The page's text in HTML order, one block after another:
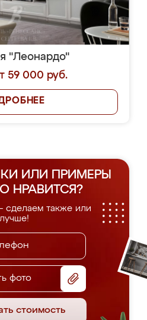
"Леонардо"
59 000 руб.
ИЛИ ПРИМЕРЫ
НРАВИТСЯ?
сделаем также или
лучше!
фото
стоимость